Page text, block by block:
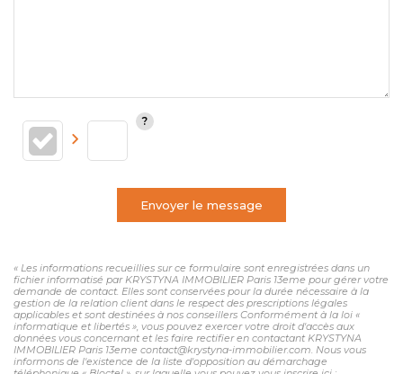
Envoyer le message
« Les informations recueillies sur ce formulaire sont enregistrées dans un
fichier informatisé par KRYSTYNA IMMOBILIER Paris 13eme pour gérer votre
demande de contact. Elles sont conservées pour la durée nécessaire à la
gestion de la relation client dans le respect des prescriptions légales
applicables et sont destinées à nos conseillers Conformément à la loi «
informatique et libertés », vous pouvez exercer votre droit d'accès aux
données vous concernant et les faire rectifier en contactant KRYSTYNA
IMMOBILIER Paris 13eme contact@krystyna-immobilier.com. Nous vous
informons de l'existence de la liste d'opposition au démarchage